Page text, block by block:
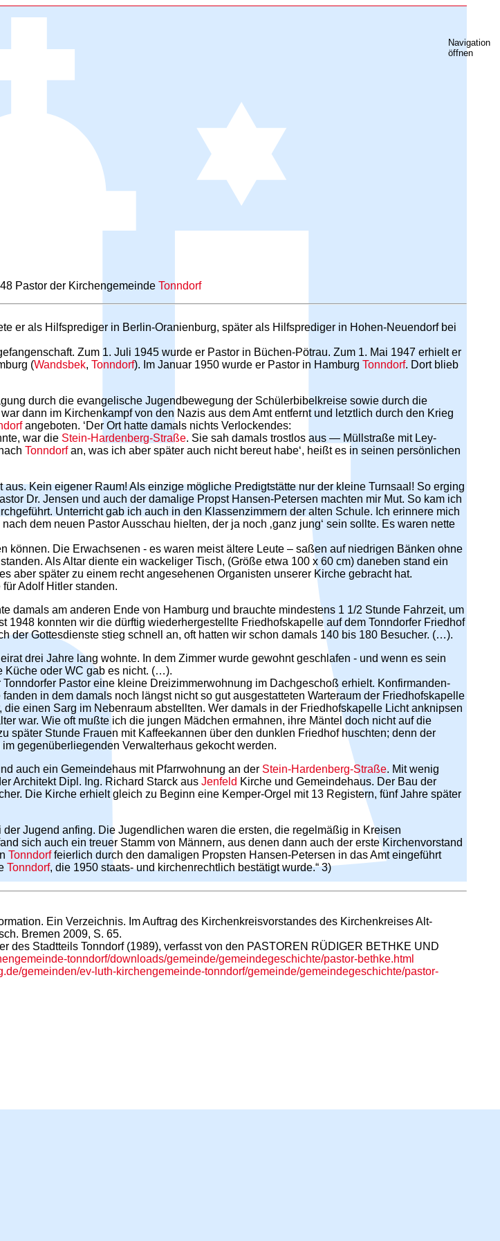
Navigation
öffnen
Pastor der KirchengemeindeTonndorf
er als Hilfsprediger in Berlin-Oranienburg, später als Hilfsprediger in Hohen-Neuendorf bei
Zum 1. Juli 1945 wurde er Pastor in Büchen-Pötrau. Zum 1. Mai 1947 erhielt er
(Wandsbek, Tonndorf). Im Januar 1950 wurde er Pastor in Hamburg Tonndorf. Dort blieb
durch die evangelische Jugendbewegung der Schülerbibelkreise sowie durch die
dann im Kirchenkampf von den Nazis aus dem Amt entfernt und letztlich durch den Krieg
angeboten. ‘Der Ort hatte damals nichts Verlockendes:
war die Stein-Hardenberg-Straße. Sie sah damals trostlos aus — Müllstraße mit Ley-
Tonndorfan, was ich aber später auch nicht bereut habe‘, heißt es in seinen persönlichen
Kein eigener Raum! Als einzige mögliche Predigtstätte nur der kleine Turnsaal! So erging
Dr. Jensen und auch der damalige Propst Hansen-Petersen machten mir Mut. So kam ich
Unterricht gab ich auch in den Klassenzimmern der alten Schule. Ich erinnere mich
dem neuen Pastor Ausschau hielten, der ja noch ‚ganz jung‘ sein sollte. Es waren nette
Die Erwachsenen - es waren meist ältere Leute – saßen auf niedrigen Bänken ohne
Als Altar diente ein wackeliger Tisch, (Größe etwa 100 x 60 cm) daneben stand ein
aber später zu einem recht angesehenen Organisten unserer Kirche gebracht hat.
Adolf Hitler standen.
damals am anderen Ende von Hamburg und brauchte mindestens 1 1/2 Stunde Fahrzeit, um
konnten wir die dürftig wiederhergestellte Friedhofskapelle auf dem Tonndorfer Friedhof
der Gottesdienste stieg schnell an, oft hatten wir schon damals 140 bis 180 Besucher. (…).
drei Jahre lang wohnte. In dem Zimmer wurde gewohnt geschlafen - und wenn es sein
Küche oder WC gab es nicht. (…).
Pastor eine kleine Dreizimmerwohnung im Dachgeschoß erhielt. Konfirmanden-
in dem damals noch längst nicht so gut ausgestatteten Warteraum der Friedhofskapelle
einen Sarg im Nebenraum abstellten. Wer damals in der Friedhofskapelle Licht anknipsen
war. Wie oft mußte ich die jungen Mädchen ermahnen, ihre Mäntel doch nicht auf die
Stunde Frauen mit Kaffeekannen über den dunklen Friedhof huschten; denn der
gegenüberliegenden Verwalterhaus gekocht werden.
auch ein Gemeindehaus mit Pfarrwohnung an der Stein-Hardenberg-Straße. Mit wenig
Architekt Dipl. Ing. Richard Starck aus Jenfeld Kirche und Gemeindehaus. Der Bau der
Die Kirche erhielt gleich zu Beginn eine Kemper-Orgel mit 13 Registern, fünf Jahre später
Jugend anfing. Die Jugendlichen waren die ersten, die regelmäßig in Kreisen
sich auch ein treuer Stamm von Männern, aus denen dann auch der erste Kirchenvorstand
Tonndorffeierlich durch den damaligen Propsten Hansen-Petersen in das Amt eingeführt
Tonndorf, die 1950 staats- und kirchenrechtlich bestätigt wurde.“ 3)
Ein Verzeichnis. Im Auftrag des Kirchenkreisvorstandes des Kirchenkreises Alt-
Bremen 2009, S. 65.
des Stadtteils Tonndorf (1989), verfasst von den PASTOREN RÜDIGER BETHKE UND
tonndorf/downloads/gemeinde/gemeindegeschichte/pastor-bethke.html
gemeinden/ev-luth-kirchengemeinde-tonndorf/gemeinde/gemeindegeschichte/pastor-